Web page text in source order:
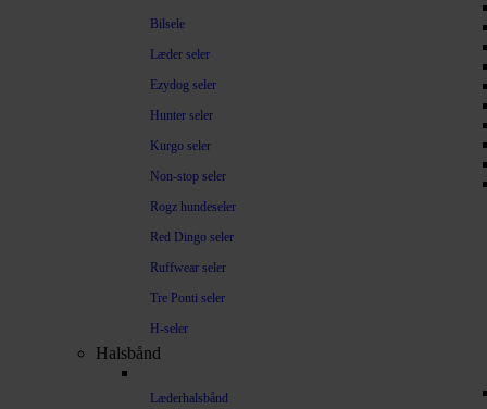
Bilsele
Læder seler
Ezydog seler
Hunter seler
Kurgo seler
Non-stop seler
Rogz hundeseler
Red Dingo seler
Ruffwear seler
Tre Ponti seler
H-seler
Halsbånd
Læderhalsbånd